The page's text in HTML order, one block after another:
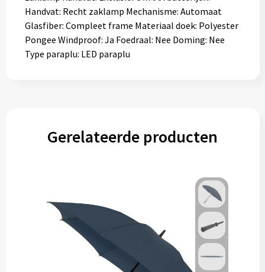
Handvat: Recht zaklamp Mechanisme: Automaat
Glasfiber: Compleet frame Materiaal doek: Polyester
Pongee Windproof: Ja Foedraal: Nee Doming: Nee
Type paraplu: LED paraplu
Gerelateerde producten